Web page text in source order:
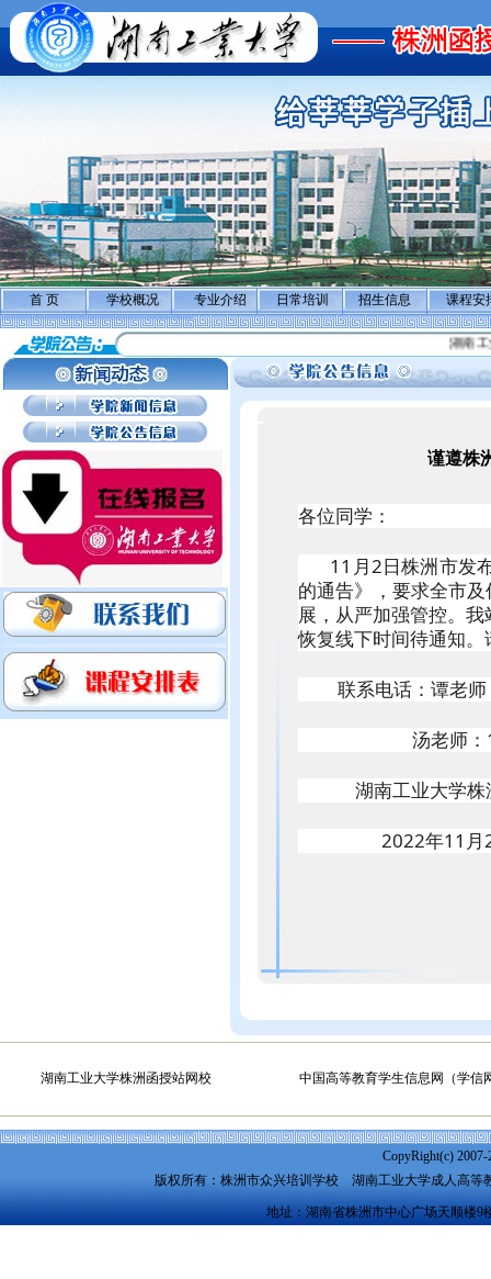
首 页 学校概况 专业介绍 日常培训 招生信息 课程安
湖南工
谨遵株
各位同学：
11月2日株洲市发布
的通告》，要求全市
展，从严加强管控。
恢复线下时间待通知
联系电话：谭老师
汤老师：
湖南工业大学株
2022年11月2
湖南工业大学株洲函授站网校 中国高等教育学生信息网（学信
CopyRight(c)
版权所有：株洲市众兴培训学校 湖南工业大学成人高等
地址：湖南省株洲市中心广场天顺楼